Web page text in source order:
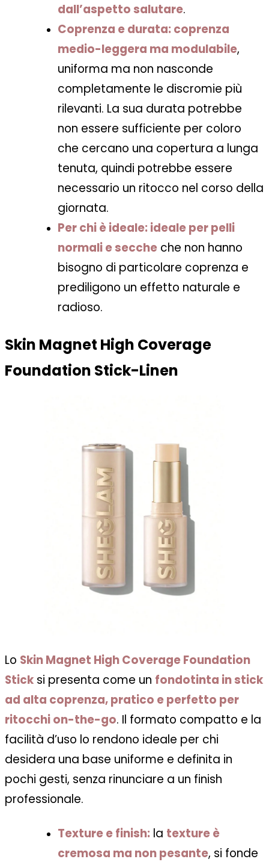
dall’aspetto salutare.
Coprenza e durata:coprenza
medio-leggera ma modulabile,
uniforma ma non nasconde
completamente le discromie più
rilevanti. La sua durata potrebbe
non essere sufficiente per coloro
che cercano una copertura a lunga
tenuta, quindi potrebbe essere
necessario un ritocco nel corso della
giornata.
Per chi è ideale:ideale per pelli
normali e secche che non hanno
bisogno di particolare coprenza e
prediligono un effetto naturale e
radioso.
Skin Magnet High Coverage
Foundation Stick-Linen
Lo Skin Magnet High Coverage Foundation
Stick si presenta come un fondotinta in stick
ad alta coprenza, pratico e perfetto per
ritocchi on-the-go. Il formato compatto e la
facilità d’uso lo rendono ideale per chi
desidera una base uniforme e definita in
pochi gesti, senza rinunciare a un finish
professionale.
Texture e finish: la texture è
cremosa ma non pesante, si fonde